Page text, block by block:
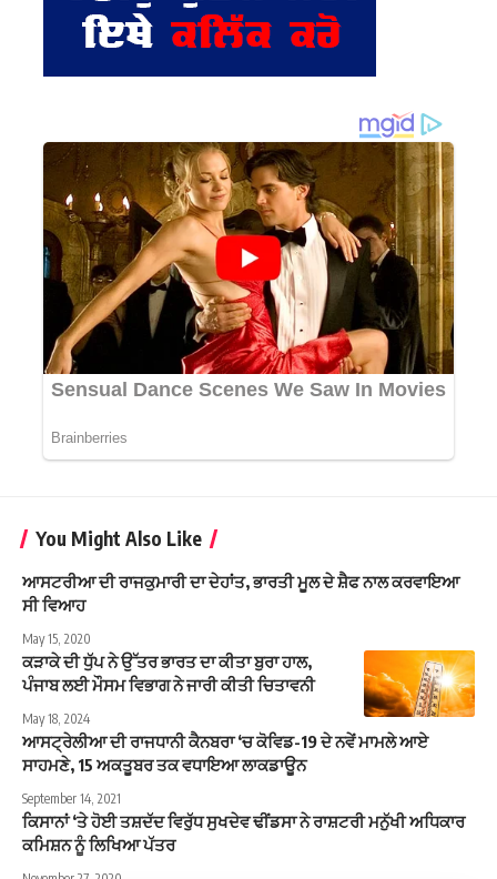
You Might Also Like
ਆਸਟਰੀਆ ਦੀ ਰਾਜਕੁਮਾਰੀ ਦਾ ਦੇਹਾਂਤ, ਭਾਰਤੀ ਮੂਲ ਦੇ ਸ਼ੈਫ ਨਾਲ ਕਰਵਾਇਆ
ਸੀ ਵਿਆਹ
May 15, 2020
ਕੜਾਕੇ ਦੀ ਧੁੱਪ ਨੇ ਉੱਤਰ ਭਾਰਤ ਦਾ ਕੀਤਾ ਬੁਰਾ ਹਾਲ,
ਪੰਜਾਬ ਲਈ ਮੌਸਮ ਵਿਭਾਗ ਨੇ ਜਾਰੀ ਕੀਤੀ ਚਿਤਾਵਨੀ
May 18, 2024
ਆਸਟ੍ਰੇਲੀਆ ਦੀ ਰਾਜਧਾਨੀ ਕੈਨਬਰਾ ‘ਚ ਕੋਵਿਡ-19 ਦੇ ਨਵੇਂ ਮਾਮਲੇ ਆਏ
ਸਾਹਮਣੇ, 15 ਅਕਤੂਬਰ ਤਕ ਵਧਾਇਆ ਲਾਕਡਾਊਨ
September 14, 2021
ਕਿਸਾਨਾਂ ‘ਤੇ ਹੋਈ ਤਸ਼ਦੱਦ ਵਿਰੁੱਧ ਸੁਖਦੇਵ ਢੀਂਡਸਾ ਨੇ ਰਾਸ਼ਟਰੀ ਮਨੁੱਖੀ ਅਧਿਕਾਰ
ਕਮਿਸ਼ਨ ਨੂੰ ਲਿਖਿਆ ਪੱਤਰ